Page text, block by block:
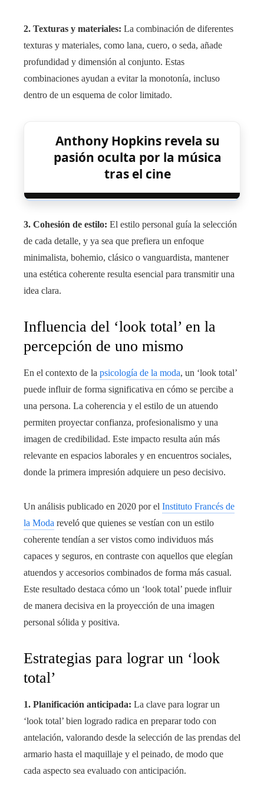
2. Texturas y materiales: La combinación de diferentes
texturas y materiales, como lana, cuero, o seda, añade
profundidad y dimensión al conjunto. Estas
combinaciones ayudan a evitar la monotonía, incluso
dentro de un esquema de color limitado.
Anthony Hopkins revela su
pasión oculta por la música
tras el cine
3. Cohesión de estilo: El estilo personal guía la selección
de cada detalle, y ya sea que prefiera un enfoque
minimalista, bohemio, clásico o vanguardista, mantener
una estética coherente resulta esencial para transmitir una
idea clara.
Influencia del ‘look total’ en la
percepción de uno mismo
En el contexto de la psicología de la moda, un ‘look total’
puede influir de forma significativa en cómo se percibe a
una persona. La coherencia y el estilo de un atuendo
permiten proyectar confianza, profesionalismo y una
imagen de credibilidad. Este impacto resulta aún más
relevante en espacios laborales y en encuentros sociales,
donde la primera impresión adquiere un peso decisivo.
Un análisis publicado en 2020 por el Instituto Francés de
la Moda reveló que quienes se vestían con un estilo
coherente tendían a ser vistos como individuos más
capaces y seguros, en contraste con aquellos que elegían
atuendos y accesorios combinados de forma más casual.
Este resultado destaca cómo un ‘look total’ puede influir
de manera decisiva en la proyección de una imagen
personal sólida y positiva.
Estrategias para lograr un ‘look
total’
1. Planificación anticipada: La clave para lograr un
‘look total’ bien logrado radica en preparar todo con
antelación, valorando desde la selección de las prendas del
armario hasta el maquillaje y el peinado, de modo que
cada aspecto sea evaluado con anticipación.